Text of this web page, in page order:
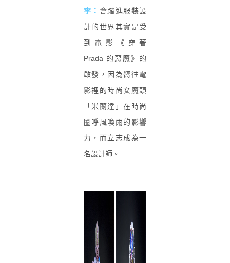
李： 會踏進服裝設
計的世界其實是受
到電影《穿著
Prada 的惡魔》的
啟發，因為嚮往電
影裡的時尚女魔頭
「米蘭達」在時尚
圈呼風喚雨的影響
力，而立志成為一
名設計師。